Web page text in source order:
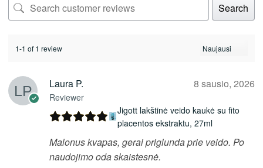
Search
1-1 of 1 review
Laura P.
Reviewer
8 sausio, 2026
Jigott lakštinė veido kaukė su fito
placentos ekstraktu, 27ml
Malonus kvapas, gerai priglunda prie veido. Po
naudojimo oda skaistesnė.